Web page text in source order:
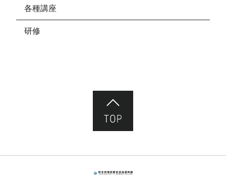
各種講座
研修